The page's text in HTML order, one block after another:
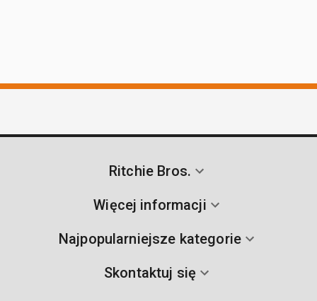
Ritchie Bros.
Więcej informacji
Najpopularniejsze kategorie
Skontaktuj się